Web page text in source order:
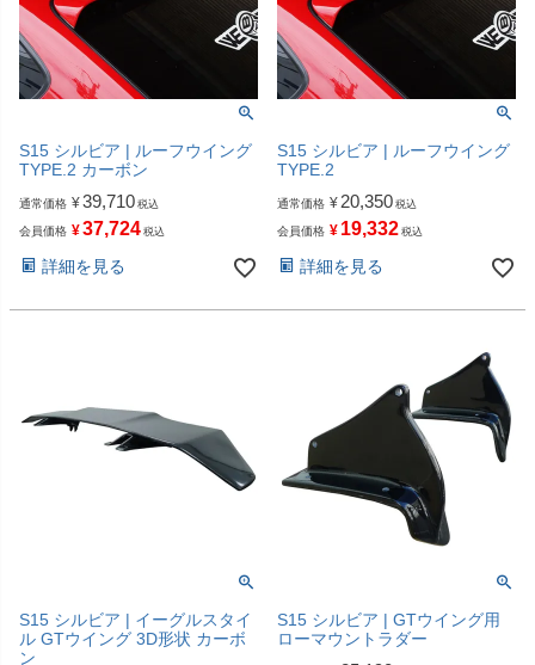
S15 シルビア | ルーフウイング
TYPE.2 カーボン
通常価格 ¥39,710 税込
会員価格 ¥37,724 税込
詳細を見る
S15 シルビア | ルーフウイング
TYPE.2
通常価格 ¥ 20,350 税込
会員価格 ¥ 19,332 税込
詳細を見る
S15 シルビア | イーグルスタイ
ル GTウイング 3D形状 カーボ
ン
S15 シルビア | GTウイング用
ローマウントラダー